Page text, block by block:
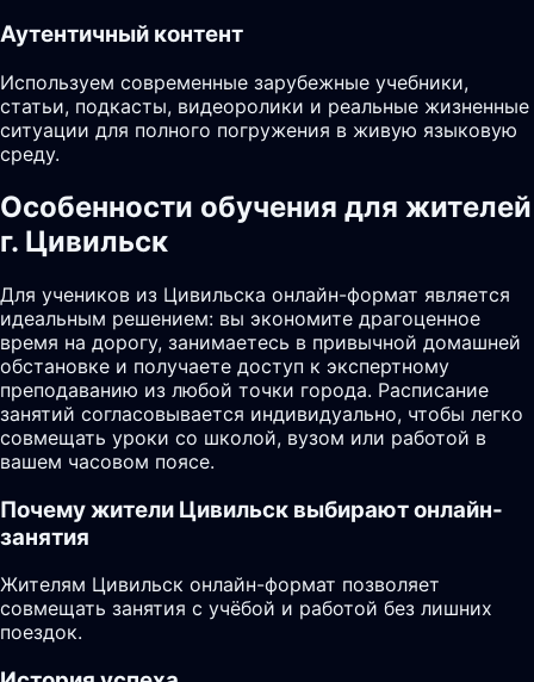
Аутентичный контент
Используем современные зарубежные учебники,
статьи, подкасты, видеоролики и реальные жизненные
ситуации для полного погружения в живую языковую
среду.
Особенности обучения для жителей
г. Цивильск
Для учеников из Цивильска онлайн-формат является
идеальным решением: вы экономите драгоценное
время на дорогу, занимаетесь в привычной домашней
обстановке и получаете доступ к экспертному
преподаванию из любой точки города. Расписание
занятий согласовывается индивидуально, чтобы легко
совмещать уроки со школой, вузом или работой в
вашем часовом поясе.
Почему жители Цивильск выбирают онлайн-
занятия
Жителям Цивильск онлайн-формат позволяет
совмещать занятия с учёбой и работой без лишних
поездок.